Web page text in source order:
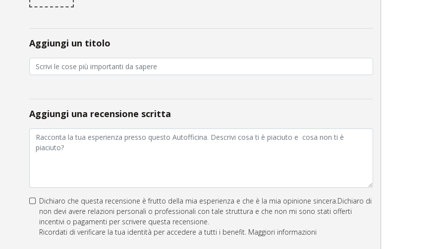
Aggiungi un titolo
Aggiungi una recensione scritta
Dichiaro che questa recensione è frutto della mia esperienza e che è la mia opinione sincera.Dichiaro di
non devi avere relazioni personali o professionali con tale struttura e che non mi sono stati offerti
incentivi o pagamenti per scrivere questa recensione.
Ricordati di verificare la tua identità per accedere a tutti i benefit. Maggiori informazioni